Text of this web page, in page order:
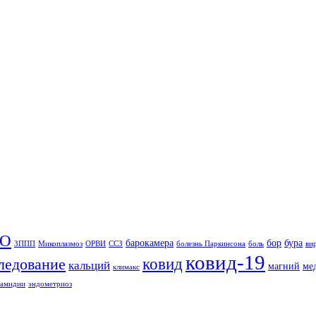
ЗППП Микоплазмоз ОРВИ ССЗ барокамера болезнь Паркинсона боль бор бура
кальций климакс ковидковид-19 магний
эндометриоз